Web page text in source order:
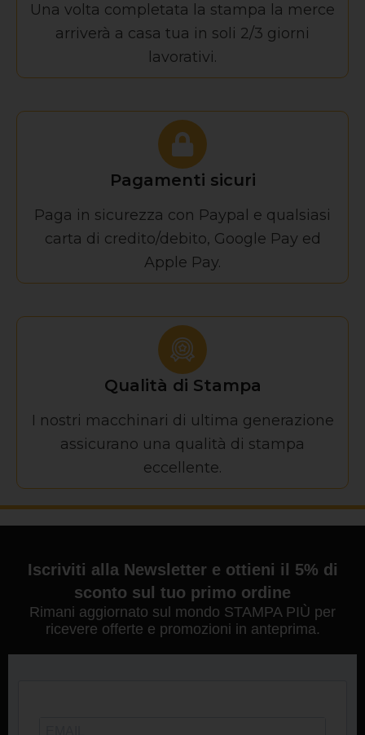
Una volta completata la stampa la merce
arriverà a casa tua in soli 2/3 giorni
lavorativi.
Pagamenti sicuri
Paga in sicurezza con Paypal e qualsiasi
carta di credito/debito, Google Pay ed
Apple Pay.
Qualità di Stampa
I nostri macchinari di ultima generazione
assicurano una qualità di stampa
eccellente.
Iscriviti alla Newsletter e ottieni il 5% di
sconto sul tuo primo ordine
Rimani aggiornato sul mondo STAMPA PIÙ per
ricevere offerte e promozioni in anteprima.